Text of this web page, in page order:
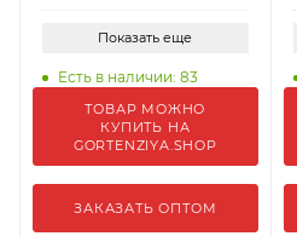
Показать еще
Есть в наличии: 83
ТОВАР МОЖНО
КУПИТЬ НА
GORTENZIYA.SHOP
ЗАКАЗАТЬ ОПТОМ